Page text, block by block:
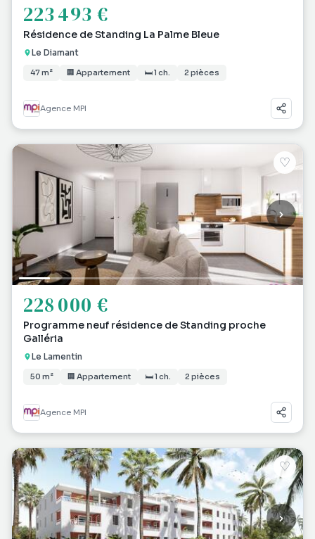
223 493 €
Résidence de Standing La Palme Bleue
Le Diamant
47 m² 🏢 Appartement 🛏 1 ch. 2 pièces
Agence MPI
♡
228 000 €
Programme neuf résidence de Standing proche
Galléria
Le Lamentin
50 m² 🏢 Appartement 🛏 1 ch. 2 pièces
Agence MPI
♡